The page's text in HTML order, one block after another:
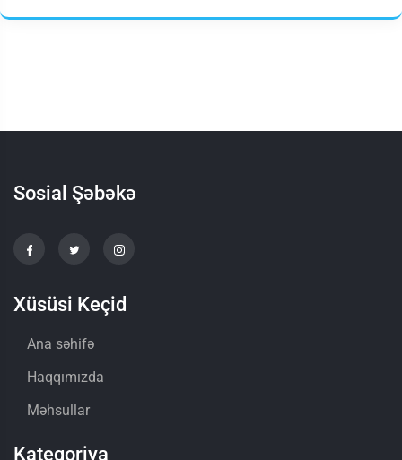
Sosial Şəbəkə
Xüsüsi Keçid
Ana səhifə
Haqqımızda
Məhsullar
Kateqoriya